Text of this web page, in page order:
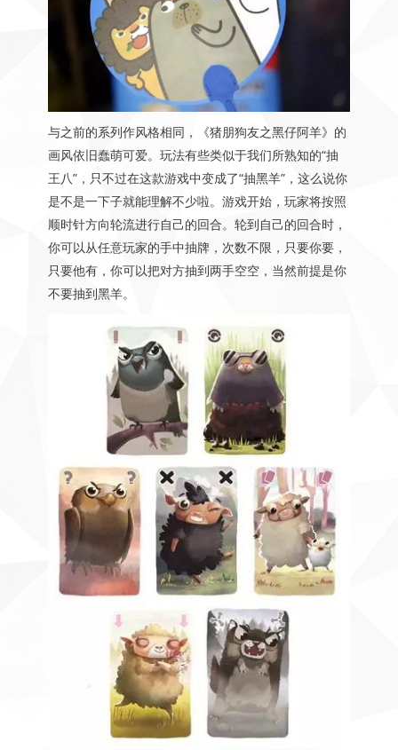
与之前的系列作风格相同，《猪朋狗友之黑仔阿羊》的
画风依旧蠢萌可爱。玩法有些类似于我们所熟知的“抽
王八”，只不过在这款游戏中变成了“抽黑羊”，这么说你
是不是一下子就能理解不少啦。游戏开始，玩家将按照
顺时针方向轮流进行自己的回合。轮到自己的回合时，
你可以从任意玩家的手中抽牌，次数不限，只要你要，
只要他有，你可以把对方抽到两手空空，当然前提是你
不要抽到黑羊。